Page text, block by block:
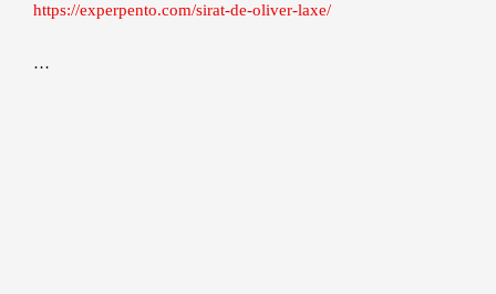
https://experpento.com/sirat-de-oliver-laxe/
…